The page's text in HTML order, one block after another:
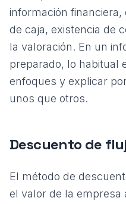
información
de caja, existencia de
la valoración. En un
preparado, lo habitual
enfoques y explicar
unos que otros.
Descuento de
El método de
el valor de la empresa